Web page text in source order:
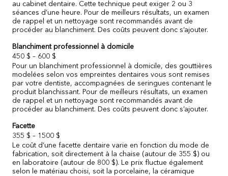
au cabinet dentaire. Cette technique peut exiger 2 ou 3
séances d’une heure. Pour de meilleurs résultats, un examen
de rappel et un nettoyage sont recommandés avant de
procéder au blanchiment. Des coûts peuvent donc s’ajouter.
Blanchiment professionnel à domicile
450 $ – 600 $
Pour un blanchiment professionnel à domicile, des gouttières
modelées selon vos empreintes dentaires vous sont remises
par votre dentiste, accompagnées de seringues contenant le
produit blanchissant. Pour de meilleurs résultats, un examen
de rappel et un nettoyage sont recommandés avant de
procéder au blanchiment. Des coûts peuvent donc s’ajouter.
Facette
355 $ – 1500 $
Le coût d’une facette dentaire varie en fonction du mode de
fabrication, soit directement à la chaise (autour de 355 $) ou
en laboratoire (autour de 800 $). Le prix fluctue également
selon le matériau choisi, soit la porcelaine, la céramique